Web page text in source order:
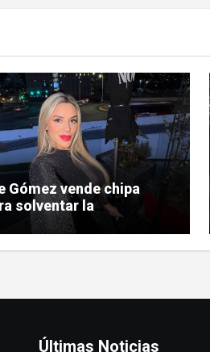
Gómez vende chipa
solventar la
de su
judicial
Últimas Noticias